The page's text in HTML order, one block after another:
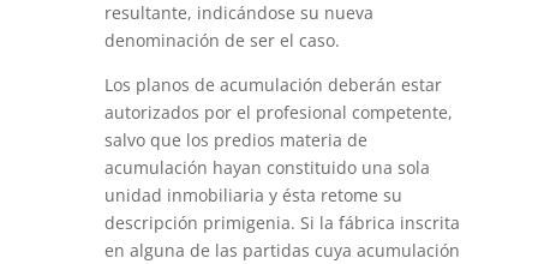
resultante, indicándose su nueva
denominación de ser el caso.
Los planos de acumulación deberán estar
autorizados por el profesional competente,
salvo que los predios materia de
acumulación hayan constituido una sola
unidad inmobiliaria y ésta retome su
descripción primigenia. Si la fábrica inscrita
en alguna de las partidas cuya acumulación